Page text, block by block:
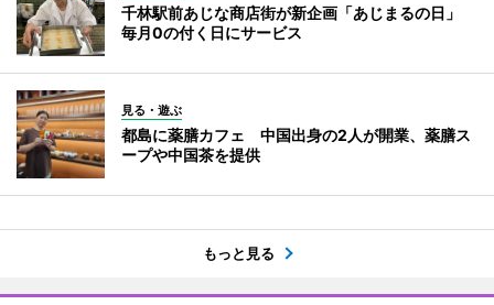
千林駅前あじな商店街が新企画「あじまるの日」
毎月0の付く日にサービス
見る・遊ぶ
都島に薬膳カフェ 中国出身の2人が開業、薬膳ス
ープや中国茶を提供
もっと見る